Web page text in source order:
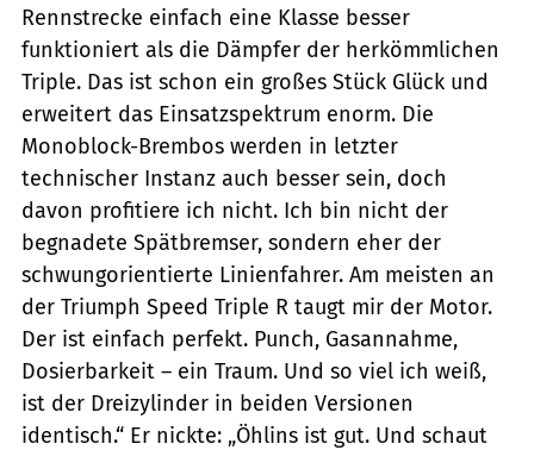
Rennstrecke einfach eine Klasse besser
funktioniert als die Dämpfer der herkömmlichen
Triple. Das ist schon ein großes Stück Glück und
erweitert das Einsatzspektrum enorm. Die
Monoblock-Brembos werden in letzter
technischer Instanz auch besser sein, doch
davon profitiere ich nicht. Ich bin nicht der
begnadete Spätbremser, sondern eher der
schwungorientierte Linienfahrer. Am meisten an
der Triumph Speed Triple R taugt mir der Motor.
Der ist einfach perfekt. Punch, Gasannahme,
Dosierbarkeit – ein Traum. Und so viel ich weiß,
ist der Dreizylinder in beiden Versionen
identisch.“ Er nickte: „Öhlins ist gut. Und schaut